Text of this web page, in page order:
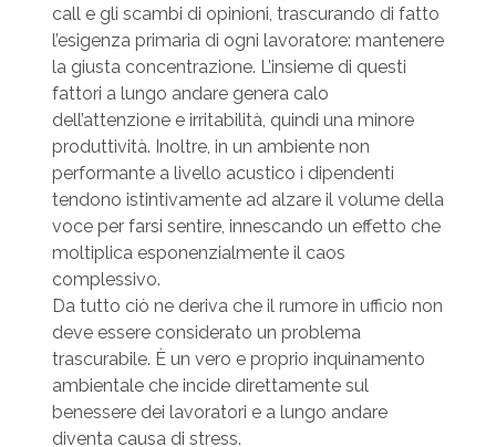
call e gli scambi di opinioni, trascurando di fatto
l’esigenza primaria di ogni lavoratore: mantenere
la giusta concentrazione. L’insieme di questi
fattori a lungo andare genera calo
dell’attenzione e irritabilità, quindi una minore
produttività. Inoltre, in un ambiente non
performante a livello acustico i dipendenti
tendono istintivamente ad alzare il volume della
voce per farsi sentire, innescando un effetto che
moltiplica esponenzialmente il caos
complessivo.
Da tutto ciò ne deriva che il rumore in ufficio non
deve essere considerato un problema
trascurabile. È un vero e proprio inquinamento
ambientale che incide direttamente sul
benessere dei lavoratori e a lungo andare
diventa causa di stress.